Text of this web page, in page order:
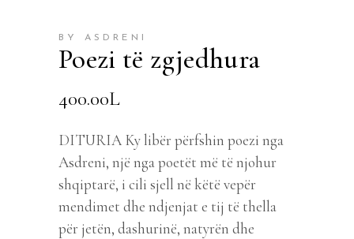
BY ASDRENI
Poezi të zgjedhura
400.00L
DITURIA Ky libër përfshin poezi nga
Asdreni, një nga poetët më të njohur
shqiptarë, i cili sjell në këtë vepër
mendimet dhe ndjenjat e tij të thella
për jetën, dashurinë, natyrën dhe